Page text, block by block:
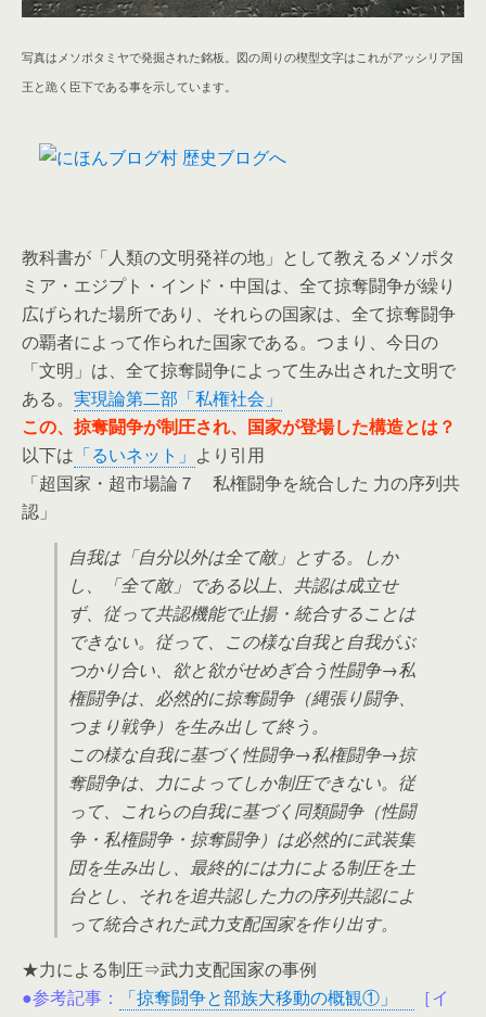
写真はメソポタミヤで発掘された銘板。図の周りの楔型文字はこれがアッシリア国
王と跪く臣下である事を示しています。
教科書が「人類の文明発祥の地」として教えるメソポタ
ミア・エジプト・インド・中国は、全て掠奪闘争が繰り
広げられた場所であり、それらの国家は、全て掠奪闘争
の覇者によって作られた国家である。つまり、今日の
「文明」は、全て掠奪闘争によって生み出された文明で
ある。 実現論第二部「私権社会」
この、掠奪闘争が制圧され、国家が登場した構造とは？
以下は 「るいネット」 より引用
「超国家・超市場論７ 私権闘争を統合した 力の序列共
認」
自我は「自分以外は全て敵」とする。しか
し、「全て敵」である以上、共認は成立せ
ず、従って共認機能で止揚・統合することは
できない。従って、この様な自我と自我がぶ
つかり合い、欲と欲がせめぎ合う性闘争→私
権闘争は、必然的に掠奪闘争（縄張り闘争、
つまり戦争）を生み出して終う。
この様な自我に基づく性闘争→私権闘争→掠
奪闘争は、力によってしか制圧できない。従
って、これらの自我に基づく同類闘争（性闘
争・私権闘争・掠奪闘争）は必然的に武装集
団を生み出し、最終的には力による制圧を土
台とし、それを追共認した力の序列共認によ
って統合された武力支配国家を作り出す。
★力による制圧⇒武力支配国家の事例
●参考記事：
「掠奪闘争と部族大移動の概観①」
［イ